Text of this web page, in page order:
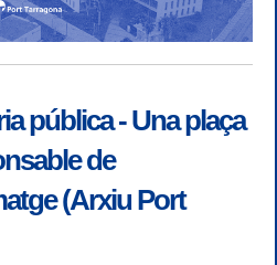
pública - Una plaça
de
(Arxiu Port